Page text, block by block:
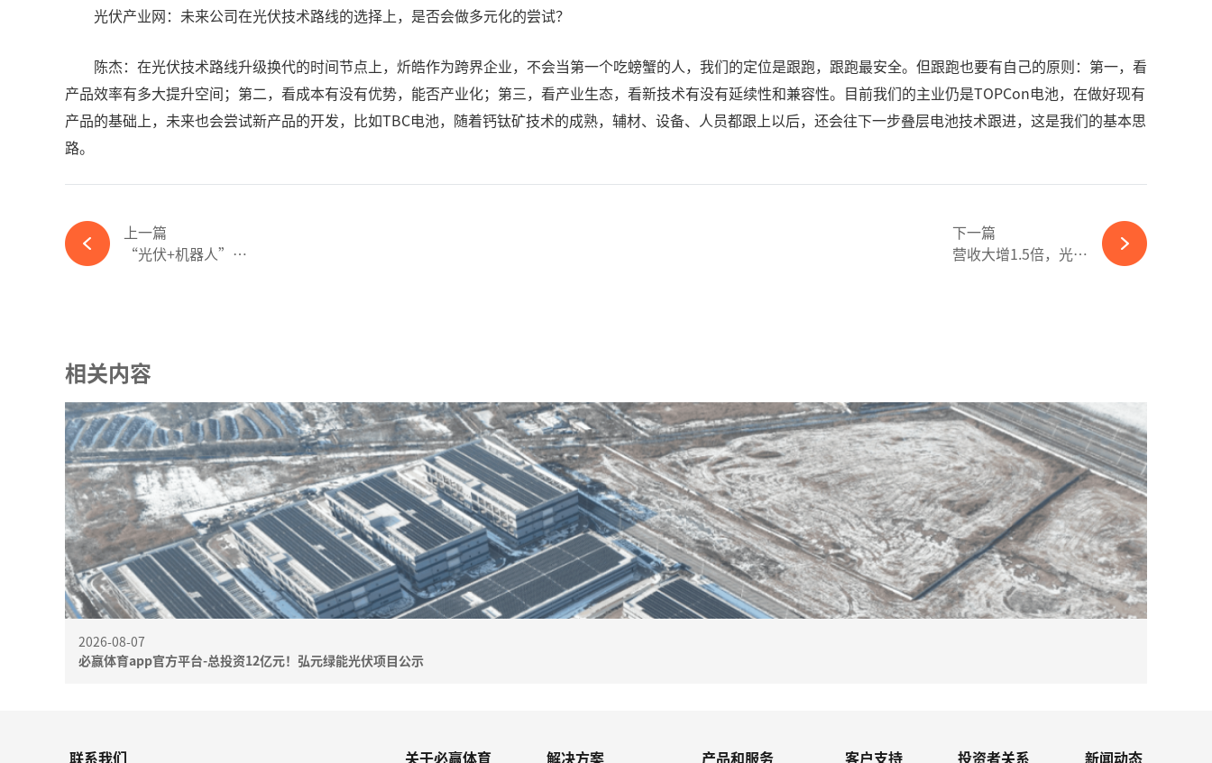
光伏产业网：未来公司在光伏技术路线的选择上，是否会做多元化的尝试？
陈杰：在光伏技术路线升级换代的时间节点上，炘皓作为跨界企业，不会当第一个吃螃蟹的人，我们的定位是跟跑，跟跑最安全。但跟跑也要有自己的原则：第一，看
产品效率有多大提升空间；第二，看成本有没有优势，能否产业化；第三，看产业生态，看新技术有没有延续性和兼容性。目前我们的主业仍是TOPCon电池，在做好现有
产品的基础上，未来也会尝试新产品的开发，比如TBC电池，随着钙钛矿技术的成熟，辅材、设备、人员都跟上以后，还会往下一步叠层电池技术跟进，这是我们的基本思
路。
上一篇
“光伏+机器人”有多火？看这位大佬9天涨停的数据就懂了-必赢体育app官方平台
下一篇
营收大增1.5倍，光伏“卖铲人”捷佳伟创，三季度净利大增70%-必赢体育app官方平台
相关内容
2026-08-07
必赢体育app官方平台-总投资12亿元！弘元绿能光伏项目公示
联系我们 关于必赢体育 解决方案 产品和服务 客户支持 投资者关系 新闻动态